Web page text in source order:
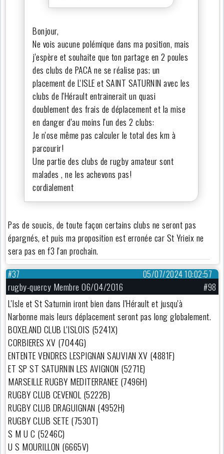
Bonjour,
Ne vois aucune polémique dans ma position, mais
j'espère et souhaite que ton partage en 2 poules
des clubs de PACA ne se réalise pas; un
placement de L'ISLE et SAINT SATURNIN avec les
clubs de l'Hérault entrainerait un quasi
doublement des frais de déplacement et la mise
en danger d'au moins l'un des 2 clubs:
Je n'ose même pas calculer le total des km à
parcourir!
Une partie des clubs de rugby amateur sont
malades , ne les achevons pas!
cordialement
Pas de soucis, de toute façon certains clubs ne seront pas
épargnés, et puis ma proposition est erronée car St Yrieix ne
sera pas en f3 l'an prochain.
05/07/2024 10:02:57
#37
rugby-quercy Membre 06/04/2016
#98
L'Isle et St Saturnin iront bien dans l'Hérault et jusqu'à
Narbonne mais leurs déplacement seront pas long globalement.
BOXELAND CLUB L'ISLOIS (5241X)
CORBIERES XV (7044G)
ENTENTE VENDRES LESPIGNAN SAUVIAN XV (4881F)
ET SP ST SATURNIN LES AVIGNON (5271E)
MARSEILLE RUGBY MEDITERRANEE (7496H)
RUGBY CLUB CEVENOL (5222B)
RUGBY CLUB DRAGUIGNAN (4952H)
RUGBY CLUB SETE (7530T)
S M U C (5246C)
U S MOURILLON (6665V)